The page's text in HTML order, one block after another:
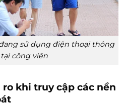
sử dụng điện thoại thông
công viên
khi truy cập các nền